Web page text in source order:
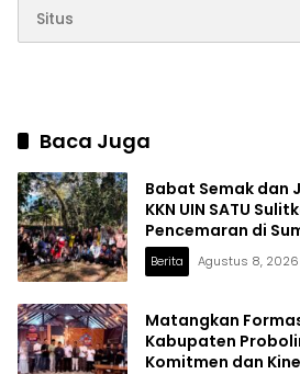
Baca Juga
Babat Semak dan
KKN UIN SATU
Pencemaran di
Berita Agustus 8, 2026
Matangkan
Kabupaten
Komitmen dan